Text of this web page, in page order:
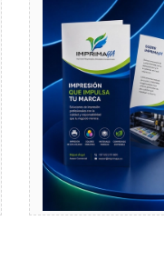
Impacta con